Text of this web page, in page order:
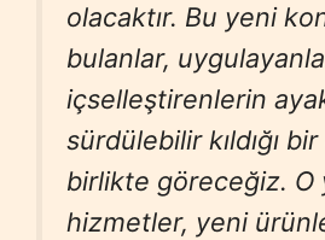
olacaktır. Bu yeni
bulanlar,
içselleştirenlerin
sürdülebilir kıldığı
birlikte göreceğiz. O
hizmetler, yeni